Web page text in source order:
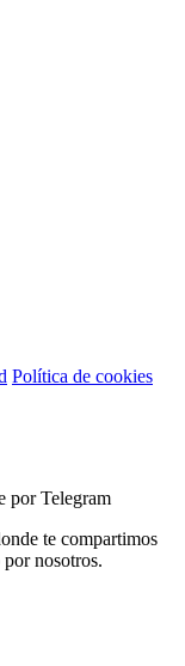
Política de cookies
por Telegram
te compartimos
por nosotros.